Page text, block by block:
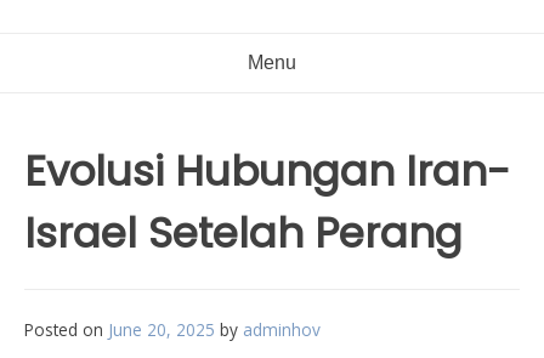
Menu
Evolusi Hubungan Iran-
Israel Setelah Perang
Posted on June 20, 2025 by adminhov